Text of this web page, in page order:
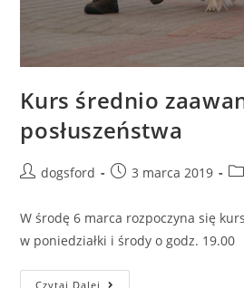
Kurs średnio
posłuszeństwa
Postdogsford
Post3 marca 2019
W środę 6 marca rozpoczyna się
w poniedziałki i środy o godz. 19.00
Czytaj Dalej